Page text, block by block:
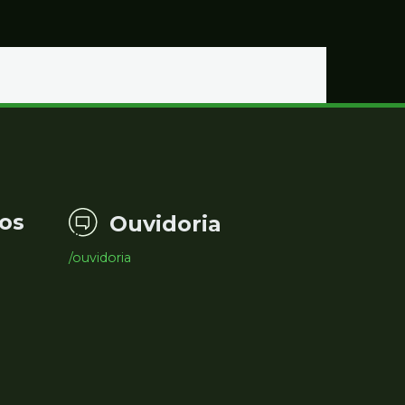
Ouvidoria
/ouvidoria